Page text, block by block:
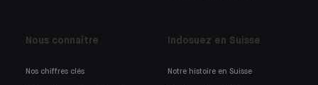
Nous connaître
Nos chiffres clés
Indosuez en Suisse
Notre histoire en Suisse